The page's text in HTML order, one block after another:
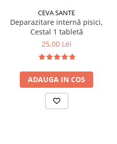
CEVA SANTE
Deparazitare internă pisici,
Cestal 1 tabletă
25,00 Lei
ADAUGA IN COS